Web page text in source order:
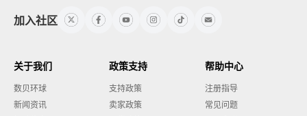
加入社区
关于我们
数贝环球
新闻资讯
政策支持
支持政策
卖家政策
帮助中心
注册指导
常见问题